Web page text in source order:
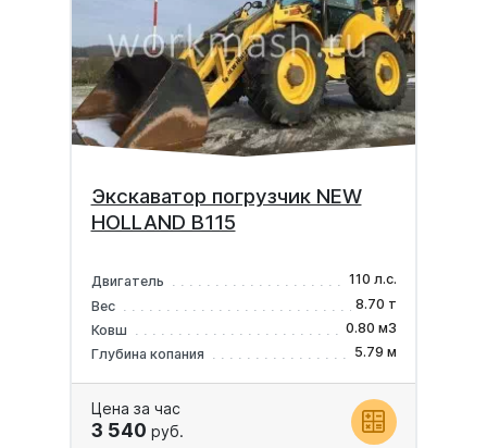
Экскаватор погрузчик NEW
HOLLAND B115
Двигатель
110 л.с.
Вес
8.70 т
Ковш
0.80 м3
Глубина копания
5.79 м
Цена за час
3 540 руб.